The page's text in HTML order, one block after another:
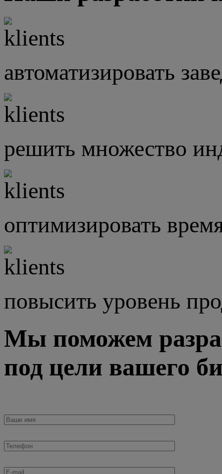
автоматизировать
решить множество
оптимизировать
повысить уровень
Мы поможем
под цели вашего